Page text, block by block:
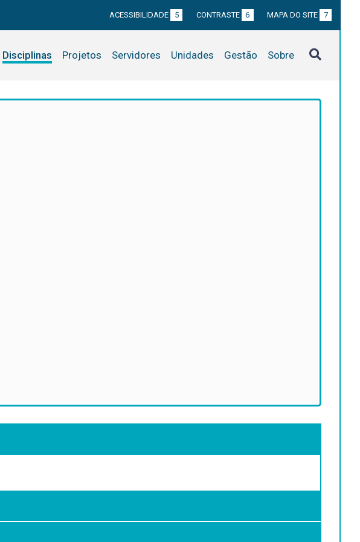
ACESSIBILIDADE 5 CONTRASTE 6 MAPA DO SITE 7
Disciplinas Projetos Servidores Unidades Gestão Sobre